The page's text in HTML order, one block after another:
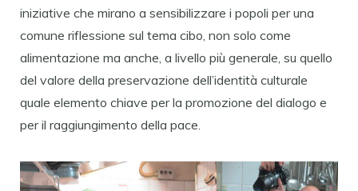
iniziative che mirano a sensibilizzare i popoli per una
comune riflessione sul tema cibo, non solo come
alimentazione ma anche, a livello più generale, su quello
del valore della preservazione dell’identità culturale
quale elemento chiave per la promozione del dialogo e
per il raggiungimento della pace.